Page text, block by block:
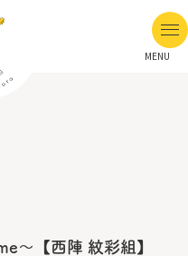
MENU
～【西陣 紋彩組】